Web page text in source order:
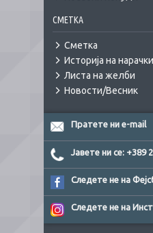
СМЕТКА
Сметка
Историја на нарачки
Листа на желби
Новости/Весник
Пратете ни e-mail
Јавете ни се: +389
Следете не на
Следете не на